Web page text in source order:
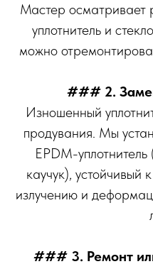
Мастер осматривает
уплотнитель и
можно
### 2.
Изношенный
продувания. Мы
EPDM-
каучук),
излучению и
### 3. Ремонт